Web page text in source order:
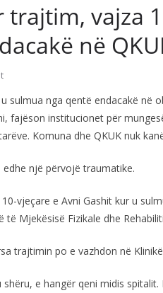
trajtim, vajza
në
sulmua nga qentë endacakë në
fajëson institucionet për
Komuna dhe QKUK nuk
një përvojë traumatike.
vjeçare e Avni Gashit kur u
Mjekësisë Fizikale dhe
trajtimin po e vazhdon në
e hangër qeni midis